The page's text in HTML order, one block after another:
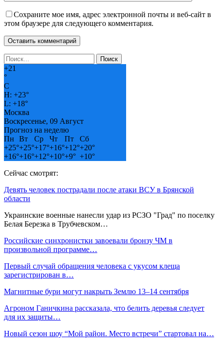
Сохраните мое имя, адрес электронной почты и веб-сайт в
этом браузере для следующего комментария.
+21
°
C
H: +23°
L: +18°
Москва
Воскресенье, 09 Август
Прогноз на неделю
Пн
Вт Ср Чт Пт
Сб
+25°+25°+17°+16°+12°+20°
+16°+16°+12°+10°+9° +10°
Сейчас смотрят:
Девять человек пострадали после атаки ВСУ в Брянской
области
Украинские военные нанесли удар из РСЗО "Град" по поселку
Белая Березка в Трубчевском…
Российские синхронистки завоевали бронзу ЧМ в
произвольной программе…
Первый случай обращения человека с укусом клеща
зарегистрирован в…
Магнитные бури могут накрыть Землю 13–14 сентября
Агроном Ганичкина рассказала, что белить деревья следует
для их защиты…
Новый сезон шоу “Мой район. Место встречи” стартовал на…